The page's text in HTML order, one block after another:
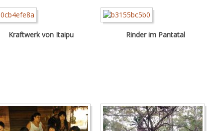
Kraftwerk von Itaipu Rinder im Pantatal